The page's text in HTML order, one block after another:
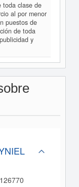
toda clase de
al por menor
puestos de
de toda
y